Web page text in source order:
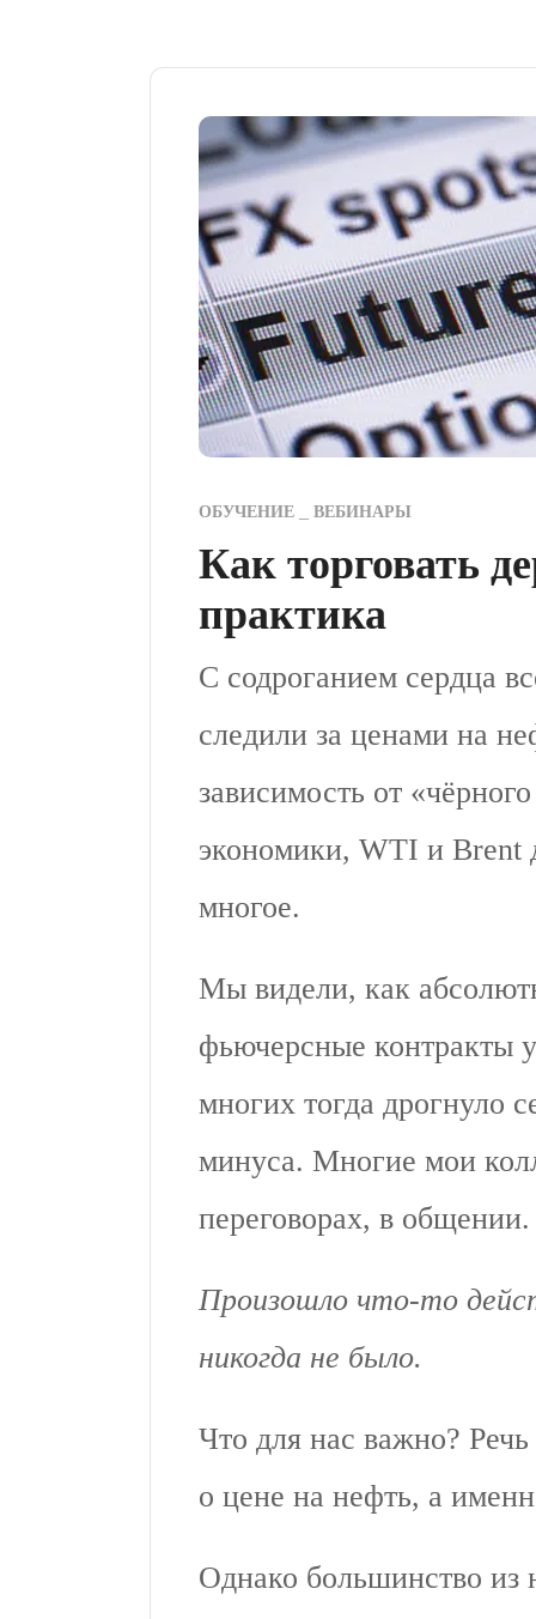
ОБУЧЕНИЕ ВЕБИНАРЫ
Как торговать
практика
С содроганием сердца
следили за ценами на
зависимость от
экономики, WTI и Brent
многое.
Мы видели, как
фьючерсные контракты
многих тогда дрогнуло
минуса. Многие мои
переговорах, в
Произошло что-то
никогда не было.
Что для нас важно?
о цене на нефть, а
Однако большинство из